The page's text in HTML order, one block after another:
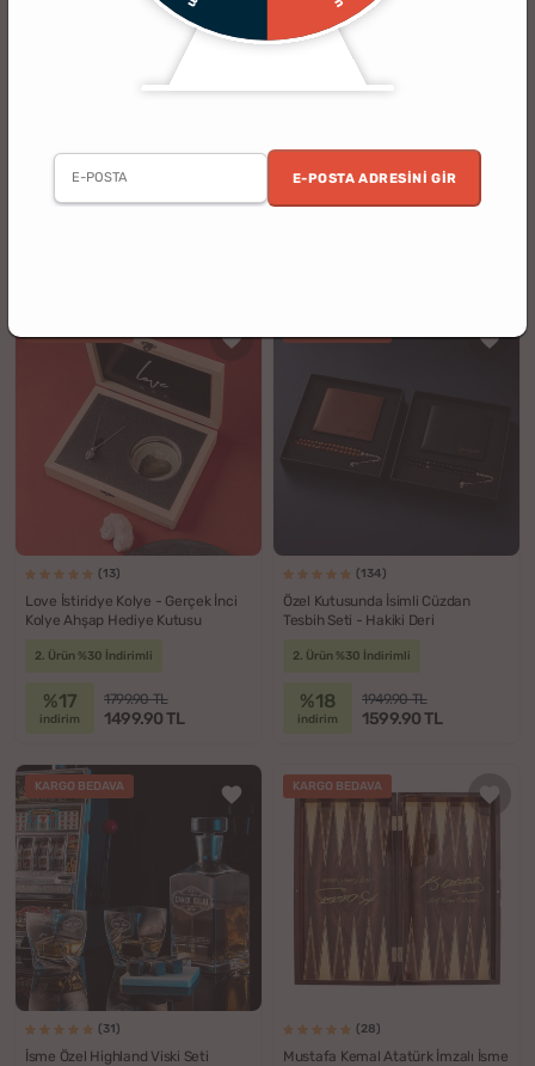
E-POSTA ADRESINI GIR
Papatya Gümüş Kolye
(13)
Love İstiridye Kolye - Gerçek İnci
Kolye Ahşap Hediye Kutusu
2. Ürün %30 İndirimli
%17
indirim
1799.90 TL
1499.90 TL
(134)
Özel Kutusunda İsimli Cüzdan
Tesbih Seti - Hakiki Deri
2. Ürün %30 İndirimli
%18
indirim
1949.90 TL
1599.90 TL
KARGO BEDAVA
(31)
İsme Özel Highland Viski Seti
KARGO BEDAVA
(28)
Mustafa Kemal Atatürk İmzalı İsme